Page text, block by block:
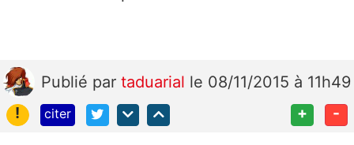
Publié par taduarial le 08/11/2015 à 11h49
!
citer + -